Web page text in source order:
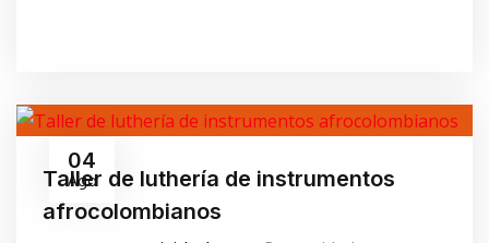
04
Ago
Taller de luthería de instrumentos
afrocolombianos